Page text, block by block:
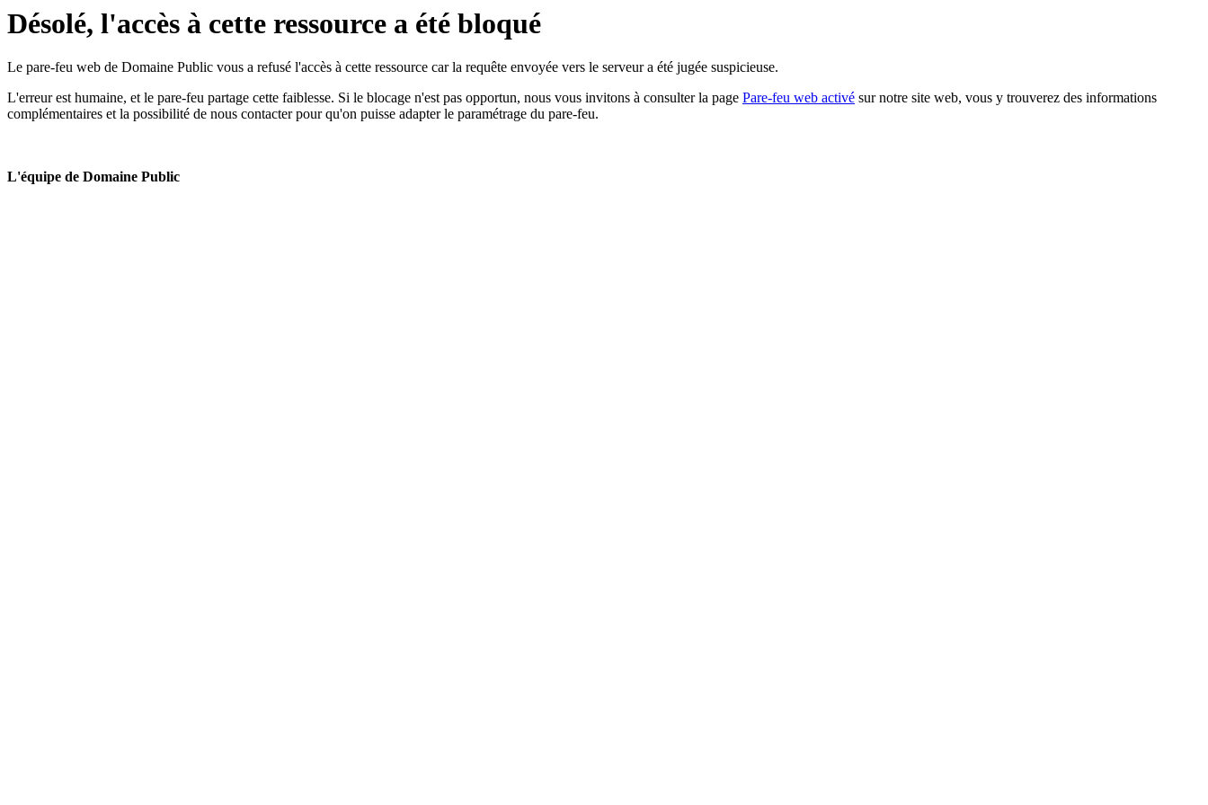
Désolé, l'accès à cette ressource a été bloqué
Le pare-feu web de Domaine Public vous a refusé l'accès à cette ressource car la requête envoyée vers le serveur a été jugée suspicieuse.
L'erreur est humaine, et le pare-feu partage cette faiblesse. Si le blocage n'est pas opportun, nous vous invitons à consulter la page Pare-feu web activé sur notre site web, vous y trouverez des informations
complémentaires et la possibilité de nous contacter pour qu'on puisse adapter le paramétrage du pare-feu.
L'équipe de Domaine Public